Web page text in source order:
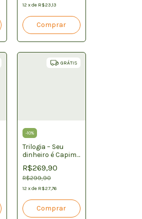
12 xde R$23,13
GRÁTIS
-10%
Trilogia – Seu
dinheiro é Capim
+ Seu pasto é
Lavoura + No
pasto é mais
barato
R$269,90
R$299,90
12 xde R$27,76